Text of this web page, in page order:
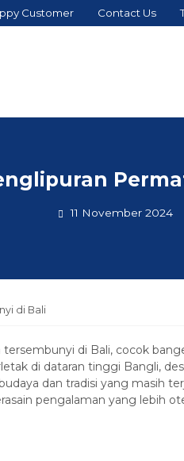
Customer Contact Us
11 November 2024
di Bali
tersembunyi di Bali, cocok
di dataran tinggi Bangli,
dan tradisi yang masih
pengalaman yang lebih